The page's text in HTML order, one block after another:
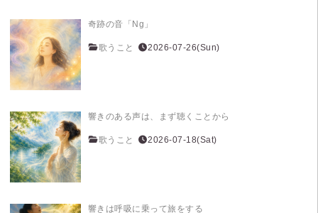
奇跡の音「Ng」
歌うこと 2026-07-26(Sun)
響きのある声は、まず聴くことから
歌うこと 2026-07-18(Sat)
響きは呼吸に乗って旅をする